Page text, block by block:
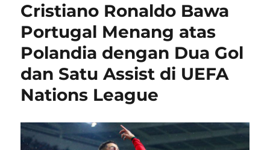
Cristiano Ronaldo Bawa
Portugal Menang atas
Polandia dengan Dua Gol
dan Satu Assist di UEFA
Nations League